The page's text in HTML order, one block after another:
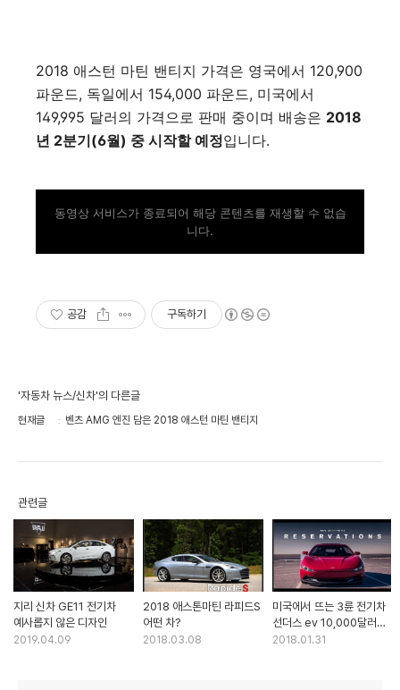
2018 애스턴 마틴 밴티지 가격은 영국에서 120,900
파운드, 독일에서 154,000 파운드, 미국에서
149,995 달러의 가격으로 판매 중이며 배송은 2018
년 2분기(6월) 중 시작할 예정입니다.
동영상 서비스가 종료되어 해당 콘텐츠를 재생할 수 없습
니다.
공감 구독하기
'자동차 뉴스/신차'의 다른글
현재글 벤츠 AMG 엔진 담은 2018 애스턴 마틴 밴티지
관련글
지리 신차 GE11 전기차
예사롭지 않은 디자인
2019.04.09
2018 애스톤마틴 라피드S
어떤 차?
2018.03.08
미국에서 뜨는 3륜 전기차
선더스 ev 10,000달러
(1000 만원)
2018.01.31